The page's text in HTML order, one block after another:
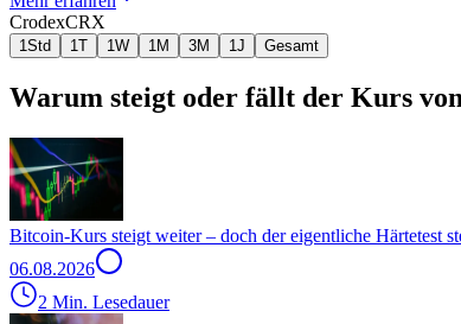
CrodexCRX
1Std 1T 1W 1M 3M 1J Gesamt
Warum steigt oder fällt der Kurs
Bitcoin-Kurs steigt weiter – doch der eigentliche Härtetest
06.08.2026
2 Min. Lesedauer